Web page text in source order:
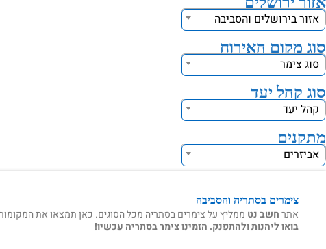
אזור בירושלים והסביבה
סוג מקום האירוח
סוג צימר
סוג קהל יעד
קהל יעד
מתקנים
אביזרים
צימרים בסתריה והסביבה
אתרחשב נט ממליץ על צימרים בסתריה מכל הסוגים. כאן תמצאו את המקומות
בואו ליהנות ולהתפנק. הזמינו צימר בסתריה עכשיו!